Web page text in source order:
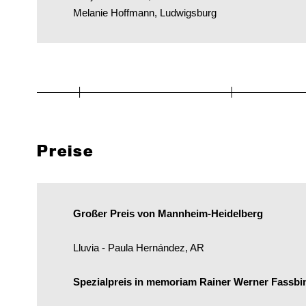
Melanie Hoffmann, Ludwigsburg
Preise
Großer Preis von Mannheim-Heidelberg
Lluvia - Paula Hernández, AR
Spezialpreis in memoriam Rainer Werner